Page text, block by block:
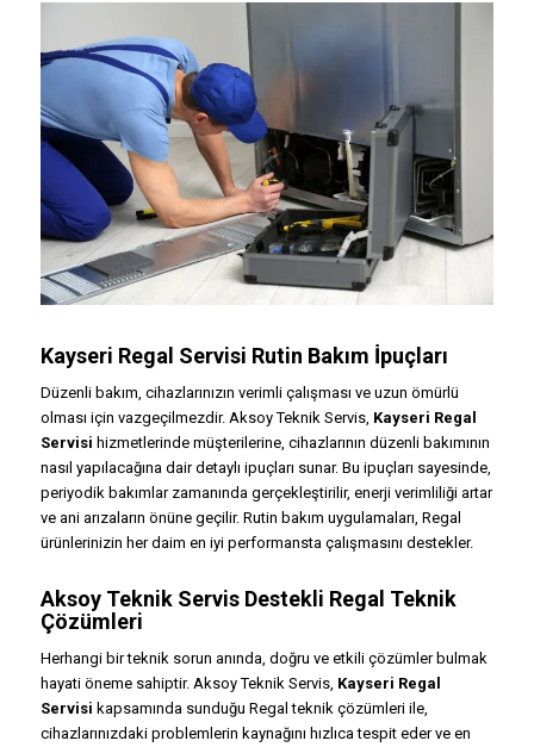
Kayseri Regal Servisi Rutin Bakım İpuçları
Düzenli bakım, cihazlarınızın verimli çalışması ve uzun ömürlü
olması için vazgeçilmezdir. Aksoy Teknik Servis, Kayseri Regal
Servisi hizmetlerinde müşterilerine, cihazlarının düzenli bakımının
nasıl yapılacağına dair detaylı ipuçları sunar. Bu ipuçları sayesinde,
periyodik bakımlar zamanında gerçekleştirilir, enerji verimliliği artar
ve ani arızaların önüne geçilir. Rutin bakım uygulamaları, Regal
ürünlerinizin her daim en iyi performansta çalışmasını destekler.
Aksoy Teknik Servis Destekli Regal Teknik
Çözümleri
Herhangi bir teknik sorun anında, doğru ve etkili çözümler bulmak
hayati öneme sahiptir. Aksoy Teknik Servis, Kayseri Regal
Servisi kapsamında sunduğu Regal teknik çözümleri ile,
cihazlarınızdaki problemlerin kaynağını hızlıca tespit eder ve en